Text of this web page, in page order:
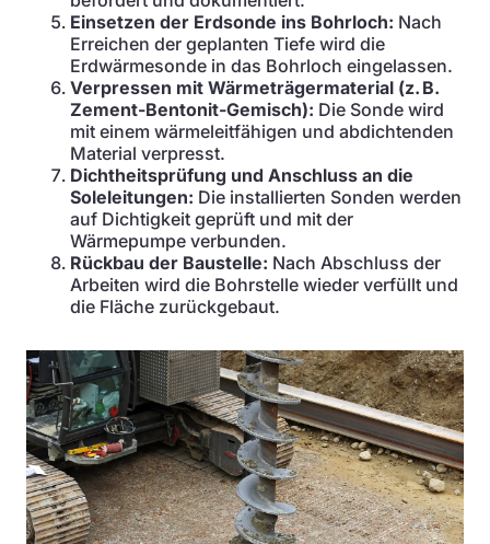
Einsetzen der Erdsonde ins Bohrloch: Nach
Erreichen der geplanten Tiefe wird die
Erdwärmesonde in das Bohrloch eingelassen.
Verpressen mit Wärmeträgermaterial (z. B.
Zement-Bentonit-Gemisch): Die Sonde wird
mit einem wärmeleitfähigen und abdichtenden
Material verpresst.
Dichtheitsprüfung und Anschluss an die
Soleleitungen: Die installierten Sonden werden
auf Dichtigkeit geprüft und mit der
Wärmepumpe verbunden.
Rückbau der Baustelle: Nach Abschluss der
Arbeiten wird die Bohrstelle wieder verfüllt und
die Fläche zurückgebaut.